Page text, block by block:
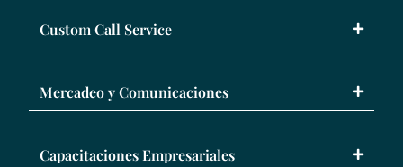
Custom Call Service
Mercadeo y Comunicaciones
Capacitaciones Empresariales